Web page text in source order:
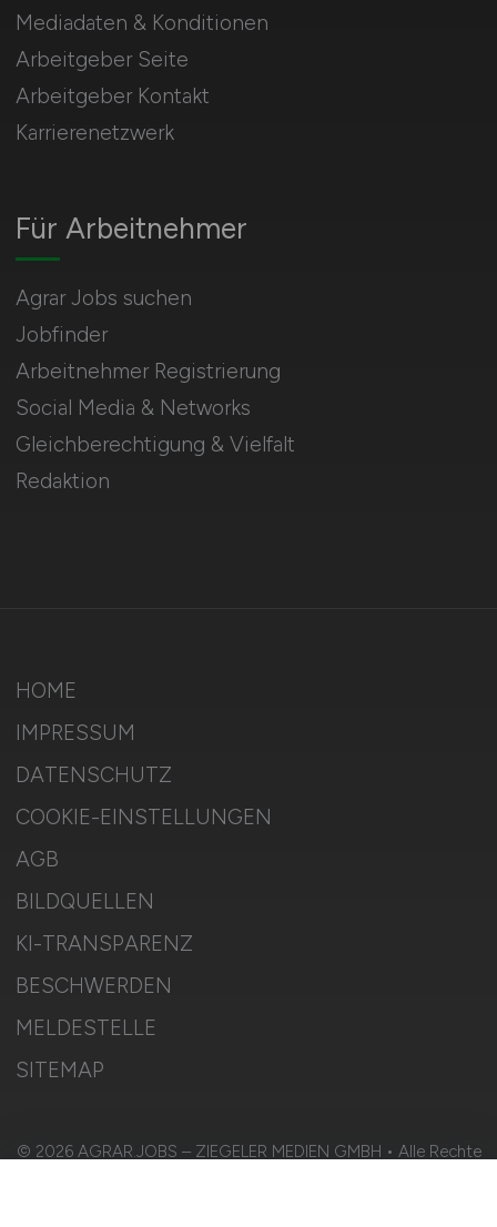
Für Arbeitnehmer
Agrar Jobs suchen
Jobfinder
Arbeitnehmer Registrierung
Social Media & Networks
Gleichberechtigung & Vielfalt
Redaktion
Mediadaten & Konditionen
Arbeitgeber Seite
Arbeitgeber Kontakt
Karrierenetzwerk
HOME
IMPRESSUM
DATENSCHUTZ
COOKIE-EINSTELLUNGEN
AGB
BILDQUELLEN
KI-TRANSPARENZ
BESCHWERDEN
MELDESTELLE
SITEMAP
© 2026 AGRAR.JOBS – ZIEGELER MEDIEN GMBH • Alle Rechte